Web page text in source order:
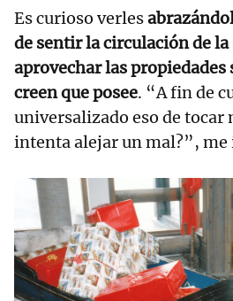
Es curioso verles
de sentir la circulación de la
aprovechar las propiedades
creen que posee. “A fin de
universalizado eso de tocar
intenta alejar un mal?”, me